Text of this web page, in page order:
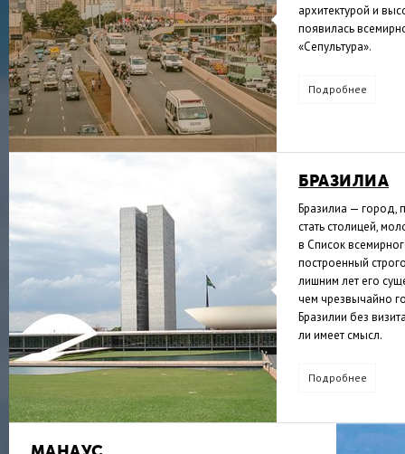
архитектурой и
появилась
«Сепультура».
Подробнее
БРАЗИЛИА
Бразилиа — город,
стать столицей,
в Список
построенный
лишним лет его
чем чрезвычайно
Бразилии без
ли имеет смысл.
Подробнее